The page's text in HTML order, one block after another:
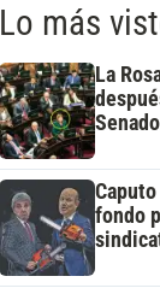
Lo más
La
fondo